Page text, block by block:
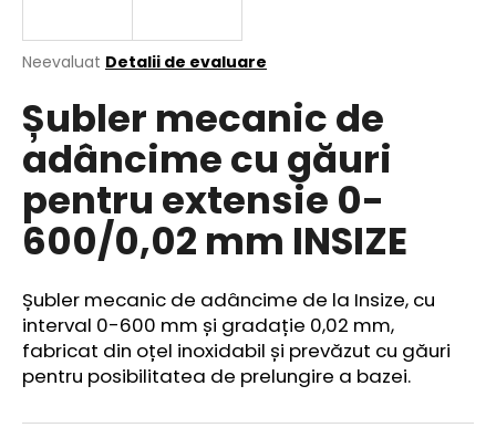
Evaluarea
a
produsului
este
0,0
din
stele.
Neevaluat Detalii de evaluare
Șubler mecanic de
adâncime cu găuri
pentru extensie 0-
600/0,02 mm INSIZE
Șubler mecanic de adâncime de la Insize, cu
interval 0-600 mm și gradație 0,02 mm,
fabricat din oțel inoxidabil și prevăzut cu găuri
pentru posibilitatea de prelungire a bazei.
ă
r
e
c
o
m
a
n
d
ă
m